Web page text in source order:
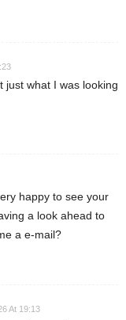
just what I was looking
happy to see your
a look ahead to
a e-mail?
At 19:13